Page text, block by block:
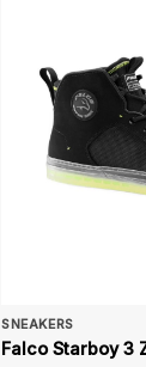
SNEAKERS
Falco Starboy 3